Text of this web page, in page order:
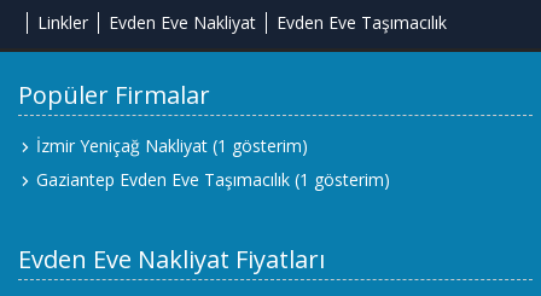
Linkler Evden Eve Nakliyat Evden Eve Taşımacılık
Popüler Firmalar
İzmir Yeniçağ Nakliyat (1 gösterim)
Gaziantep Evden Eve Taşımacılık (1 gösterim)
Evden Eve Nakliyat Fiyatları